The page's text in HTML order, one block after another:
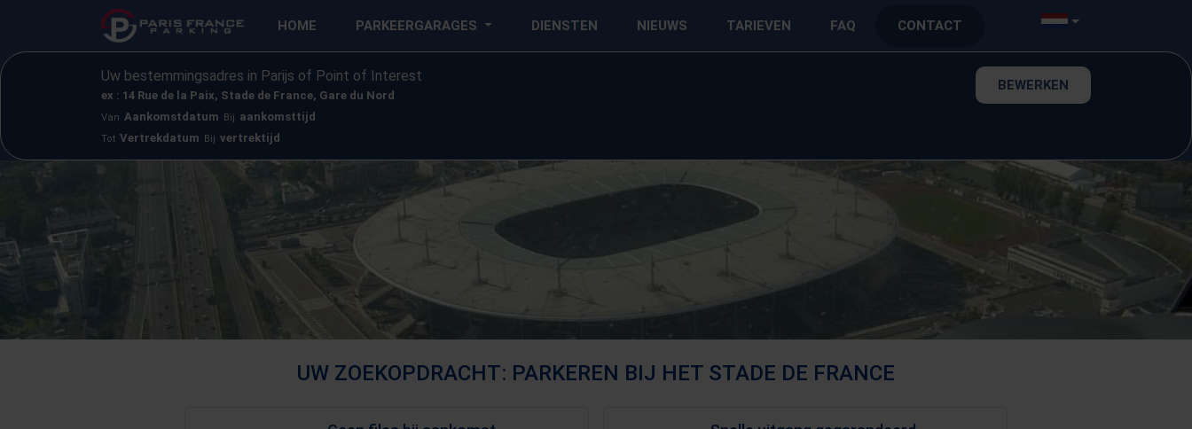
HOME PARKEERGARAGES DIENSTEN NIEUWS TARIEVEN FAQ CONTACT
Uw bestemmingsadres in Parijs of Point of Interest
ex : 14 Rue de la Paix, Stade de France, Gare du Nord
BEWERKEN
Van Aankomstdatum Bij aankomsttijd
Tot Vertrekdatum Bij vertrektijd
UW ZOEKOPDRACHT: PARKEREN BIJ HET STADE DE FRANCE